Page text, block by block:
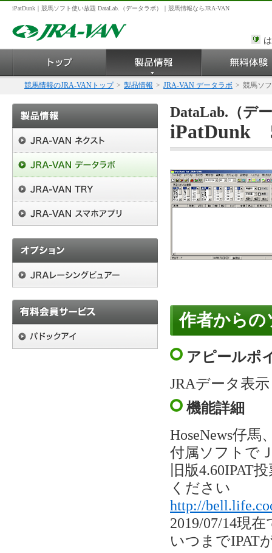
iPatDunk｜競馬ソフト使い放題 DataLab.（データラボ）｜競馬情報ならJRA-VAN
競馬情報のJRA-VANトップ > 製品情報 > JRA-VAN データラボ > 競馬ソ
DataLab.（デ
iPatDunk
作者からの
アピールポ
JRAデータ表示
機能詳細
HoseNews仔
付属ソフトで
旧版4.60IPAT
ください
http://
2019/07/14現
いつまでIPAT